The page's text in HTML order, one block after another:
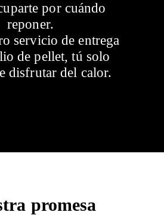
por cuándo
reponer.
servicio de entrega
de pellet, tú solo
disfrutar del calor.
promesa